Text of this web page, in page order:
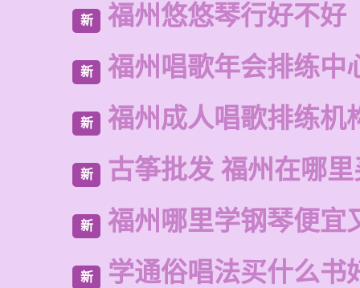
新 福州悠悠琴行好不好
新 福州唱歌年会排练中
新 福州成人唱歌排练机
新 古筝批发 福州在哪
新 福州哪里学钢琴便宜
新 学通俗唱法买什么书